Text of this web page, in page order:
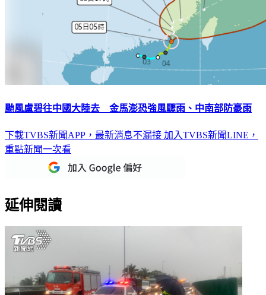
颱風盧碧往中國大陸去 金馬澎恐強風驟雨、中南部防豪雨
下載TVBS新聞APP，最新消息不漏接 加入TVBS新聞LINE，
重點新聞一次看
延伸閱讀